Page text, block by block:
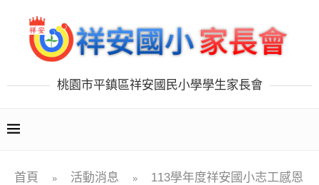
桃園市平鎮區祥安國民小學學生家長會
首頁 » 活動消息 »
113學年度祥安國小志工感恩